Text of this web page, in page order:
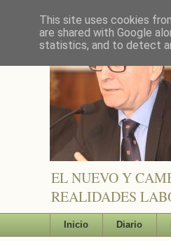
EL NUEVO Y
REALIDADES
Inicio Diario
This site uses cookies
are shared with Google
statistics, and to detect